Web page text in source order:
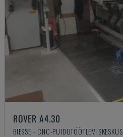
ROVER A4.30
BIESSE - CNC-PUIDUTÖÖTLEMISKESKUS